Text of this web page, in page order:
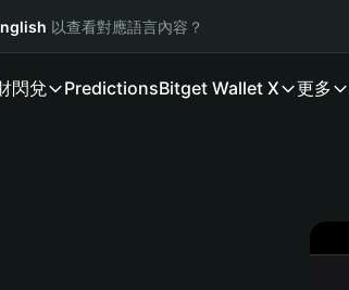
以查看對應語言內容？
閃兌 PredictionsBitget Wallet X 更多